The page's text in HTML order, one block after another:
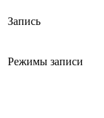
Запись
Режимы записи